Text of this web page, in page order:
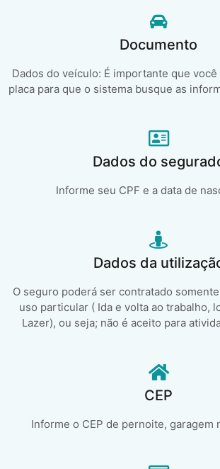
Documento
Dados do veículo: É importante que você
placa para que o sistema busque as
Dados do
Informe seu CPF e a data de
Dados da
O seguro poderá ser contratado
uso particular ( Ida e volta ao trabalho,
Lazer), ou seja; não é aceito para
CEP
Informe o CEP de pernoite, garagem